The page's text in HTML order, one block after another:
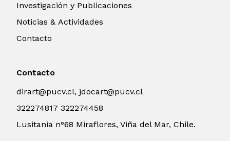
Investigación y Publicaciones
Noticias & Actividades
Contacto
Contacto
dirart@pucv.cl, jdocart@pucv.cl
322274817 322274458
Lusitania n°68 Miraflores, Viña del Mar, Chile.